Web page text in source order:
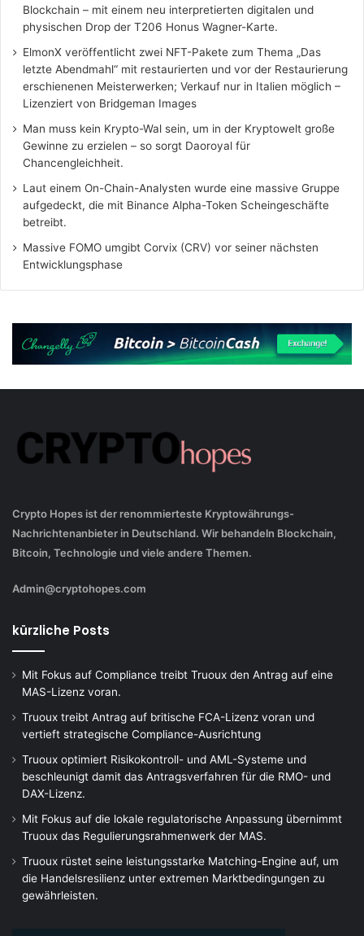
Blockchain – mit einem neu interpretierten digitalen und
physischen Drop der T206 Honus Wagner-Karte.
ElmonX veröffentlicht zwei NFT-Pakete zum Thema „Das
letzte Abendmahl“ mit restaurierten und vor der Restaurierung
erschienenen Meisterwerken; Verkauf nur in Italien möglich –
Lizenziert von Bridgeman Images
Man muss kein Krypto-Wal sein, um in der Kryptowelt große
Gewinne zu erzielen – so sorgt Daoroyal für
Chancengleichheit.
Laut einem On-Chain-Analysten wurde eine massive Gruppe
aufgedeckt, die mit Binance Alpha-Token Scheingeschäfte
betreibt.
Massive FOMO umgibt Corvix (CRV) vor seiner nächsten
Entwicklungsphase
Crypto Hopes ist der renommierteste Kryptowährungs-
Nachrichtenanbieter in Deutschland. Wir behandeln Blockchain,
Bitcoin, Technologie und viele andere Themen.
Admin@cryptohopes.com
kürzliche Posts
Mit Fokus auf Compliance treibt Truoux den Antrag auf eine
MAS-Lizenz voran.
Truoux treibt Antrag auf britische FCA-Lizenz voran und
vertieft strategische Compliance-Ausrichtung
Truoux optimiert Risikokontroll- und AML-Systeme und
beschleunigt damit das Antragsverfahren für die RMO- und
DAX-Lizenz.
Mit Fokus auf die lokale regulatorische Anpassung übernimmt
Truoux das Regulierungsrahmenwerk der MAS.
Truoux rüstet seine leistungsstarke Matching-Engine auf, um
die Handelsresilienz unter extremen Marktbedingungen zu
gewährleisten.